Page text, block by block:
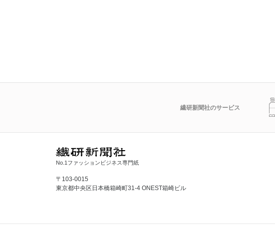
繊研新聞社のサービス
No.1ファッションビジネス専門紙
〒103-0015
東京都中央区日本橋箱崎町31-4 ONEST箱崎ビル